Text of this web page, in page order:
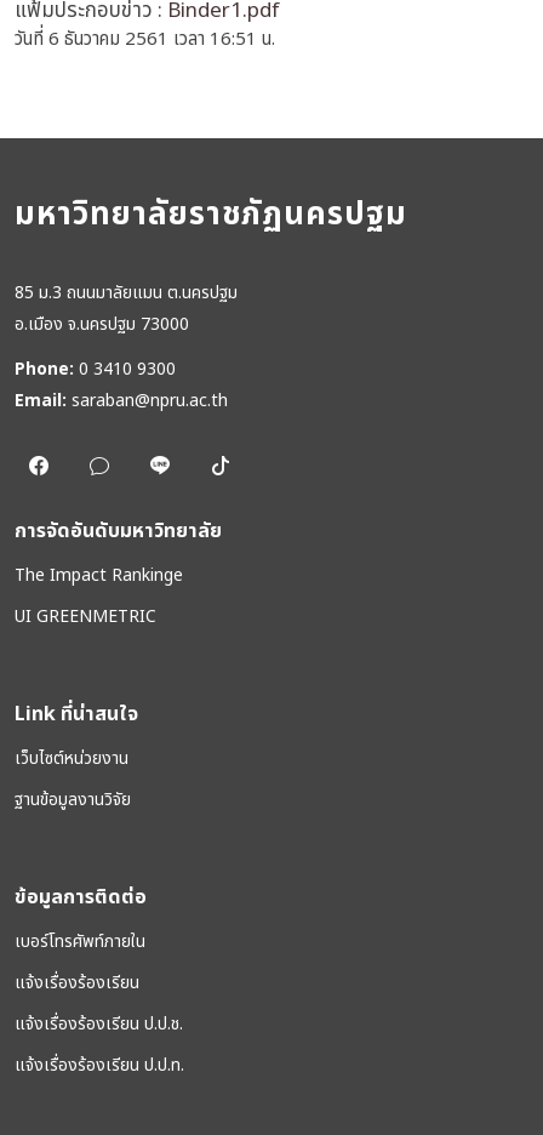
แฟ้มประกอบข่าว : Binder1.pdf
วันที่ 6 ธันวาคม 2561 เวลา 16:51 น.
มหาวิทยาลัยราชภัฏนครปฐม
85 ม.3 ถนนมาลัยแมน ต.นครปฐม
อ.เมือง จ.นครปฐม 73000
Phone: 0 3410 9300
Email: saraban@npru.ac.th
การจัดอันดับมหาวิทยาลัย
The Impact Rankinge
UI GREENMETRIC
Link ที่น่าสนใจ
เว็บไซต์หน่วยงาน
ฐานข้อมูลงานวิจัย
ข้อมูลการติดต่อ
เบอร์โทรศัพท์ภายใน
แจ้งเรื่องร้องเรียน
แจ้งเรื่องร้องเรียน ป.ป.ช.
แจ้งเรื่องร้องเรียน ป.ป.ท.